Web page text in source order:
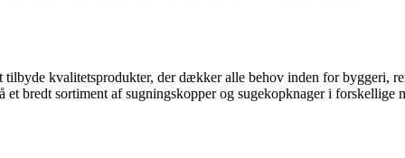
tilbyde kvalitetsprodukter, der dækker alle behov inden for byggeri,
bredt sortiment af sugningskopper og sugekopknager i